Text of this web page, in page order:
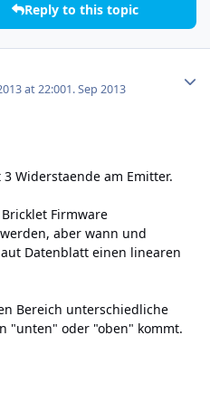
Reply to this topic
at 22:001. Sep 2013
Widerstaende am Emitter.
Firmware
werden, aber wann und
Datenblatt einen linearen
Bereich unterschiedliche
"unten" oder "oben" kommt.